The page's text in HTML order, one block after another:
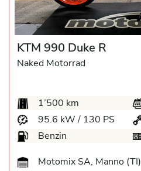
KTM 990 Duke R
Naked Motorrad
1’500 km
95.6 kW / 130 PS
Benzin
Motomix SA, Manno (TI)